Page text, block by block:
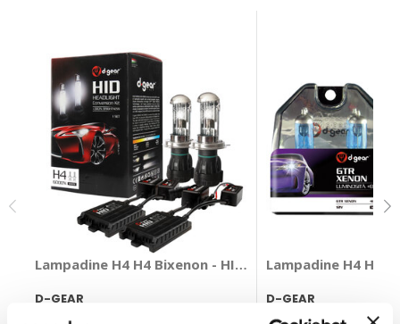
Lampadine H4 H4 Bixenon - HID Canbus Xenon Kit - D-
D-GEAR
Lampadine H4 H4 -
D-GEAR
+85% Bianco 60/55W